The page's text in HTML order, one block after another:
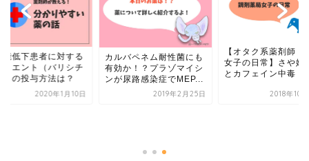
能低下患者に対する
ミエント（バリシチ
）の投与方法は？
2020年1月10日
カルバペネム耐性菌にも
有効か！？プラゾマイシ
ンが尿路感染症でMEP...
2019年2月25日
【オタク系薬剤師！
女子の日常】さや姉
とカフェイン中毒
2018年10